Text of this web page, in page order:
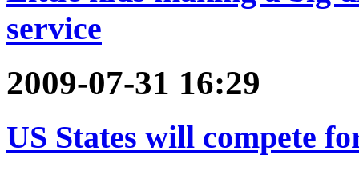
service
2009-07-31 16:29
US States will compete